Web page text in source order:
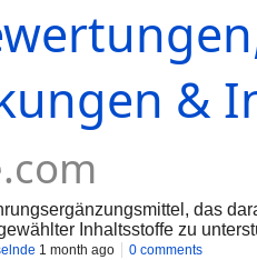
zurück, die sie bei
&
das
Inhaltsstoffe zu
täglichen Bedarf
1 month ago 0 comments